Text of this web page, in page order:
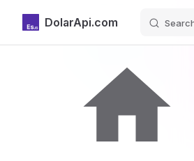
Skip to content
DolarApi.com